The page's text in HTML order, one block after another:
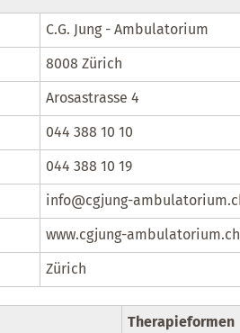
C.G. Jung - Ambulatorium
8008 Zürich
Arosastrasse 4
044 388 10 10
044 388 10 19
info@cgjung-
www.cgjung-ambulatorium.ch
Zürich
Therapieformen